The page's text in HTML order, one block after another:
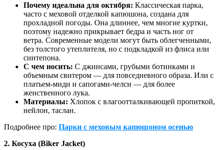
Почему идеальна для октября: Классическая парка,
часто с меховой отделкой капюшона, создана для
прохладной погоды. Она длиннее, чем многие куртки,
поэтому надежно прикрывает бедра и часть ног от
ветра. Современные модели могут быть облегченными,
без толстого утеплителя, но с подкладкой из флиса или
синтепона.
С чем носить: С джинсами, грубыми ботинками и
объемным свитером — для повседневного образа. Или с
платьем-миди и сапогами-челси — для более
женственного лука.
Материалы: Хлопок с влагоотталкивающей пропиткой,
нейлон, таслан.
Подробнее про: Парки с меховым капюшоном осенью
2. Косуха (Biker Jacket)